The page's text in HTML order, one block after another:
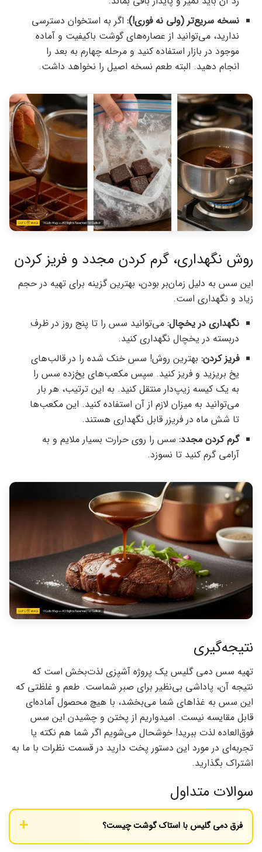
نسخه سریع‌تر (ولی نه فوری!): اگر به استخوان دسترسی
ندارید، می‌توانید از عصاره‌های گوشت باکیفیت و آماده
موجود در بازار استفاده کنید و مرحله چهارم به بعد را
انجام دهید. البته طعم نسخه اصیل را نخواهد داشت.
روش نگهداری، گرم کردن مجدد و فریز کردن
این سس به دلیل زمان‌بر بودن، بهترین گزینه برای تهیه در حجم
زیاد و نگهداری است.
نگهداری در یخچال: می‌توانید سس را تا پنج روز در ظرف
دربسته در یخچال نگهداری کنید.
فریز کردن: بهترین روش! سس خنک شده را در قالب‌های
یخ بریزید و فریز کنید. سپس مکعب‌های یخ‌زده سس را
به یک کیسه زیپ‌دار منتقل کنید. به این ترتیب، هر بار
می‌توانید به میزان لازم از آن استفاده کنید. این مکعب‌ها
تا شش ماه در فریزر قابل نگهداری هستند.
گرم کردن مجدد: سس را روی حرارت بسیار ملایم و به
آرامی گرم کنید تا نسوزد.
نتیجه‌گیری
تهیه سس دمی گلیس یک پروژه آشپزی لذت‌بخش است که
نتیجه آن، پاداشی بی‌نظیر برای صبر شماست. طعم و غلظتی که
این سس به غذاهای شما می‌بخشد، با هیچ محصول آماده‌ای
قابل مقایسه نیست. امیدواریم از پختن و چشیدن این سس
فوق‌العاده لذت ببرید! خوشحال می‌شویم اگر شما هم نکته یا
تجربه‌ای در مورد این دستور پخت دارید در قسمت نظرات با ما به
اشتراک بگذارید.
سوالات متداول
فرق دمی گلیس با استاک گوشت چیست؟